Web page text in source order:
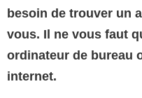
besoin de trouver un
vous. Il ne vous faut
ordinateur de bureau
internet.